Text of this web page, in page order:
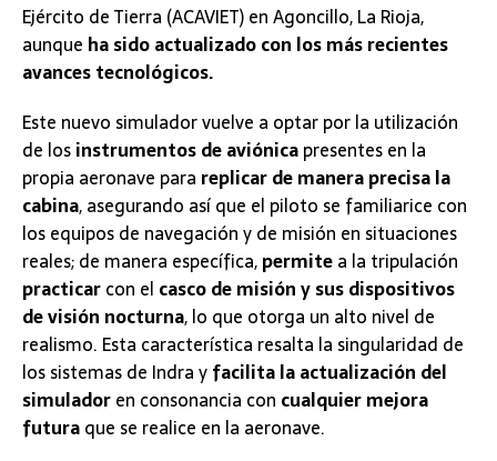
Ejército de Tierra (ACAVIET) en Agoncillo, La Rioja,
aunque ha sido actualizado con los más recientes
avances tecnológicos.
Este nuevo simulador vuelve a optar por la utilización
de losinstrumentos de aviónicapresentes en la
propia aeronave para replicar de manera precisa la
cabina, asegurando así que el piloto se familiarice con
los equipos de navegación y de misión en situaciones
reales; de manera específica,permitea la tripulación
practicarcon el casco de misión y sus dispositivos
de visión nocturna, lo que otorga un alto nivel de
realismo. Esta característica resalta la singularidad de
los sistemas de Indra yfacilita la actualización del
simuladoren consonancia con cualquier mejora
futuraque se realice en la aeronave.